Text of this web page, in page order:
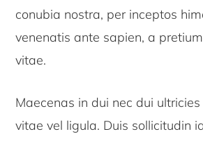
conubia nostra, per inceptos
venenatis ante sapien, a
vitae.
Maecenas in dui nec dui
vitae vel ligula. Duis sollicitudin